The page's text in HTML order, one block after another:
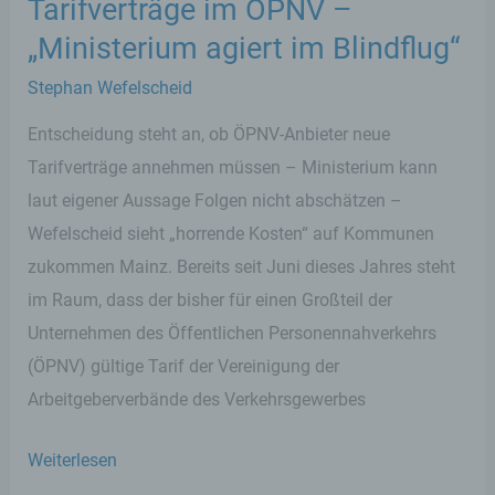
Tarifverträge im ÖPNV –
„Ministerium agiert im Blindflug“
Stephan Wefelscheid
Entscheidung steht an, ob ÖPNV-Anbieter neue
Tarifverträge annehmen müssen – Ministerium kann
laut eigener Aussage Folgen nicht abschätzen –
Wefelscheid sieht „horrende Kosten“ auf Kommunen
zukommen Mainz. Bereits seit Juni dieses Jahres steht
im Raum, dass der bisher für einen Großteil der
Unternehmen des Öffentlichen Personennahverkehrs
(ÖPNV) gültige Tarif der Vereinigung der
Arbeitgeberverbände des Verkehrsgewerbes
Tarifverträge
Weiterlesen